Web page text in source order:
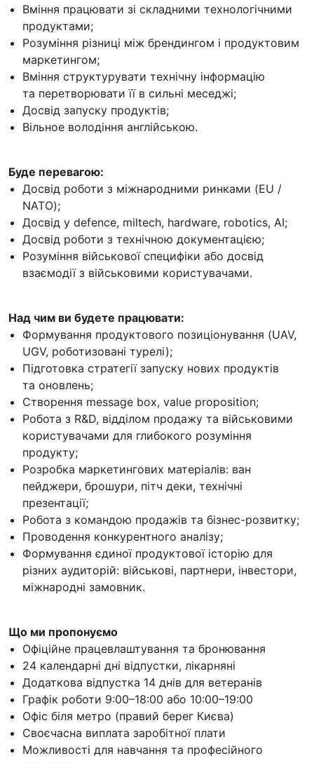
Вміння працювати зі складними технологічними
продуктами;
Розуміння різниці між брендингом і продуктовим
маркетингом;
Вміння структурувати технічну інформацію
та перетворювати її в сильні меседжі;
Досвід запуску продуктів;
Вільное володіння англійською.
Буде перевагою:
Досвід роботи з міжнародними ринками (EU /
NATO);
Досвід у defence, miltech, hardware, robotics, AI;
Досвід роботи з технічною документацією;
Розуміння військової специфіки або досвід
взаємодії з військовими користувачами.
Над чим ви будете працювати:
Формування продуктового позиціонування (UAV,
UGV, роботизовані турелі);
Підготовка стратегії запуску нових продуктів
та оновлень;
Створення message box, value proposition;
Робота з R&D, відділом продажу та військовими
користувачами для глибокого розуміння
продукту;
Розробка маркетингових матеріалів: ван
пейджери, брошури, пітч деки, технічні
презентації;
Робота з командою продажів та бізнес-розвитку;
Проводення конкурентного аналізу;
Формування єдиної продуктової історію для
різних аудиторій: військові, партнери, інвестори,
міжнародні замовник.
Що ми пропонуємо
Офіційне працевлаштування та бронювання
24 календарні дні відпустки, лікарняні
Додаткова відпустка 14 днів для ветеранів
Графік роботи 9:00–18:00 або 10:00–19:00
Офіс біля метро (правий берег Києва)
Своєчасна виплата заробітної плати
Можливості для навчання та професійного